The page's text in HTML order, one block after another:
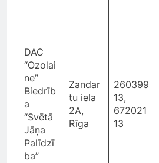
DAC
“Ozolai
ne”
Biedrīb
a
“Svētā
Jāņa
Palīdzī
ba”
Zandar
tu iela
2A,
Rīga
260399
13,
672021
13